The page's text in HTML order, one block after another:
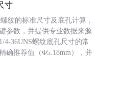
寸
纹的标准尺寸及底孔计算，
参数，并提供专业数据来源
4-36UNS螺纹底孔尺寸的常
确推荐值（Φ5.18mm），并